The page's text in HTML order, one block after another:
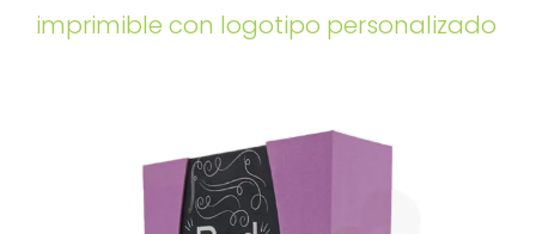
imprimible con logotipo personalizado